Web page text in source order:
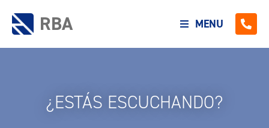
RBA MENU
¿ESTÁS ESCUCHANDO?